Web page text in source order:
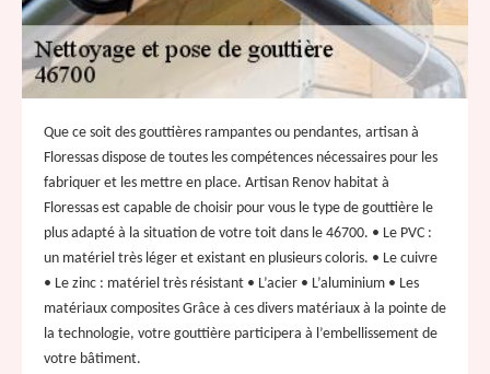
Que ce soit des gouttières rampantes ou pendantes, artisan à
Floressas dispose de toutes les compétences nécessaires pour les
fabriquer et les mettre en place. Artisan Renov habitat à
Floressas est capable de choisir pour vous le type de gouttière le
plus adapté à la situation de votre toit dans le 46700. • Le PVC :
un matériel très léger et existant en plusieurs coloris. • Le cuivre
• Le zinc : matériel très résistant • L’acier • L’aluminium • Les
matériaux composites Grâce à ces divers matériaux à la pointe de
la technologie, votre gouttière participera à l’embellissement de
votre bâtiment.